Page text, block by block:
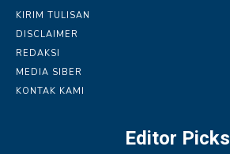
KIRIM TULISAN
DISCLAIMER
REDAKSI
MEDIA SIBER
KONTAK KAMI
Editor Picks